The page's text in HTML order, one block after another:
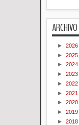
ARCHIVO
► 2026
► 2025
► 2024
► 2023
► 2022
► 2021
► 2020
► 2019
► 2018